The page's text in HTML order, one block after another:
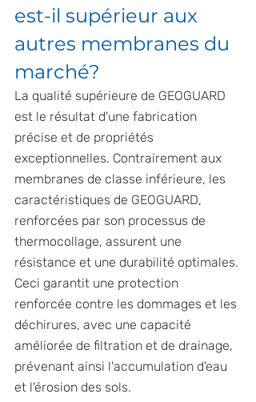
est-il supérieur aux
autres membranes du
marché?
La qualité supérieure de GEOGUARD
est le résultat d'une fabrication
précise et de propriétés
exceptionnelles. Contrairement aux
membranes de classe inférieure, les
caractéristiques de GEOGUARD,
renforcées par son processus de
thermocollage, assurent une
résistance et une durabilité optimales.
Ceci garantit une protection
renforcée contre les dommages et les
déchirures, avec une capacité
améliorée de filtration et de drainage,
prévenant ainsi l'accumulation d'eau
et l'érosion des sols.